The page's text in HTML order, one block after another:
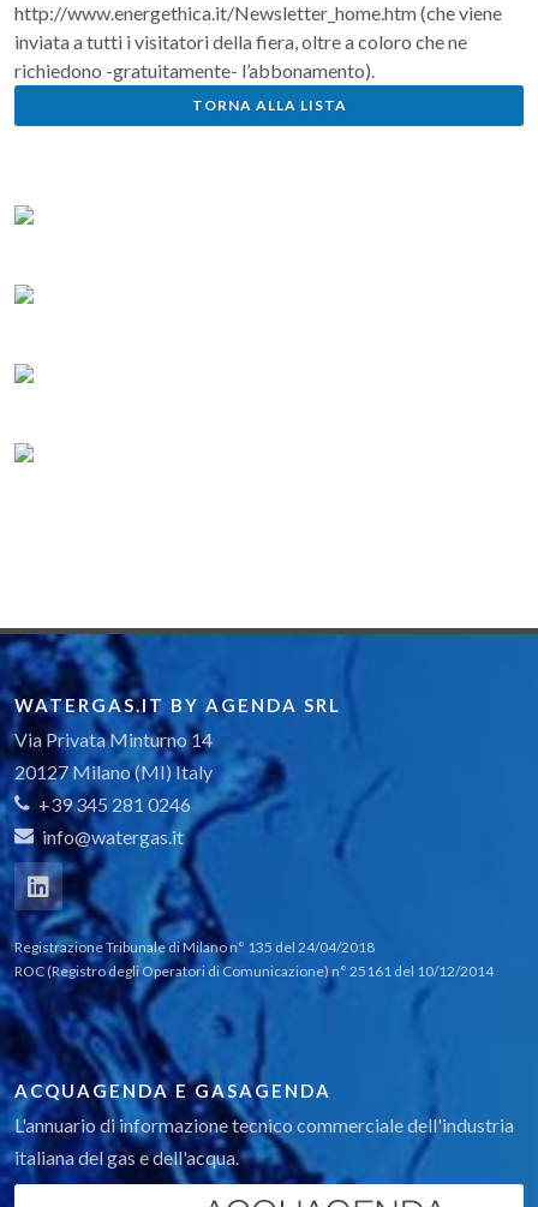
http://www.energethica.it/Newsletter_home.htm (che viene
inviata a tutti i visitatori della fiera, oltre a coloro che ne
richiedono -gratuitamente- l’abbonamento).
TORNA ALLA LISTA
WATERGAS.IT BY AGENDA SRL
Via Privata Minturno 14
20127 Milano (MI) Italy
+39 345 281 0246
info@watergas.it
Registrazione Tribunale di Milano n° 135 del 24/04/2018
ROC (Registro degli Operatori di Comunicazione) n° 25161 del 10/12/2014
ACQUAGENDA E GASAGENDA
L'annuario di informazione tecnico commerciale dell'industria
italiana del gas e dell'acqua.